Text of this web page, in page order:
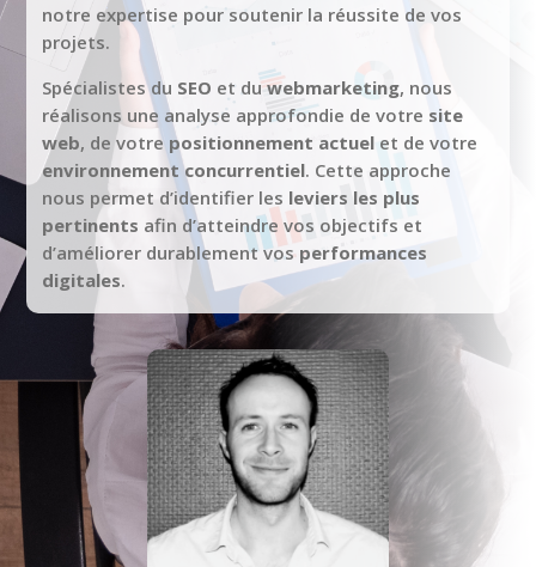
notre expertise pour soutenir la réussite de vos
projets.
Spécialistes du SEO et duwebmarketing, nous
réalisons une analyse approfondie de votre site
web, de votre positionnement actuelet de votre
environnement concurrentiel. Cette approche
nous permet d’identifier les leviers les plus
pertinents afin d’atteindre vos objectifs et
d’améliorer durablement vos performances
digitales.